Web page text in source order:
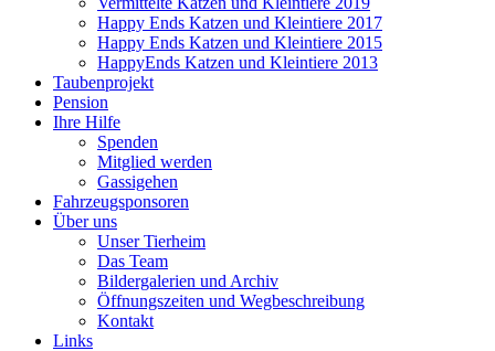
Happy Ends Katzen und Kleintiere 2017
Happy Ends Katzen und Kleintiere 2015
HappyEnds Katzen und Kleintiere 2013
Taubenprojekt
Pension
Ihre Hilfe
Spenden
Mitglied werden
Gassigehen
Fahrzeugsponsoren
Über uns
Unser Tierheim
Das Team
Bildergalerien und Archiv
Öffnungszeiten und Wegbeschreibung
Kontakt
Links